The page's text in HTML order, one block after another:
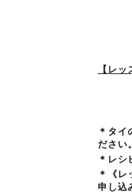
【レ
＊タ
ださい。
＊レシ
＊《
申し込